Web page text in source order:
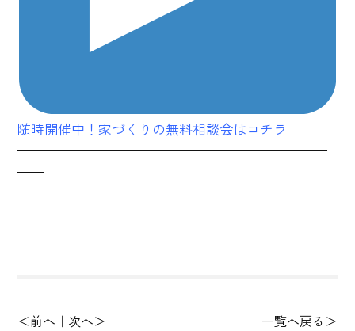
随時開催中！家づくりの無料相談会はコチラ
———————————————————————
——
前へ 次へ 一覧へ戻る